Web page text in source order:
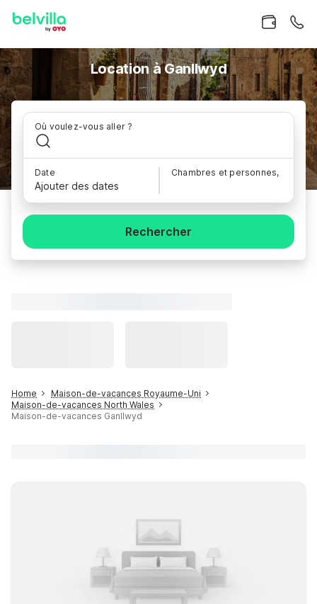
Location à Ganllwyd
Où voulez-vous aller ?
Date
Ajouter des dates
Chambres et personnes,
Rechercher
Home
Maison-de-vacances Royaume-Uni
Maison-de-vacances North Wales
Maison-de-vacances Ganllwyd